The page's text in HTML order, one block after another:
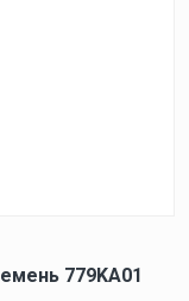
779KA01